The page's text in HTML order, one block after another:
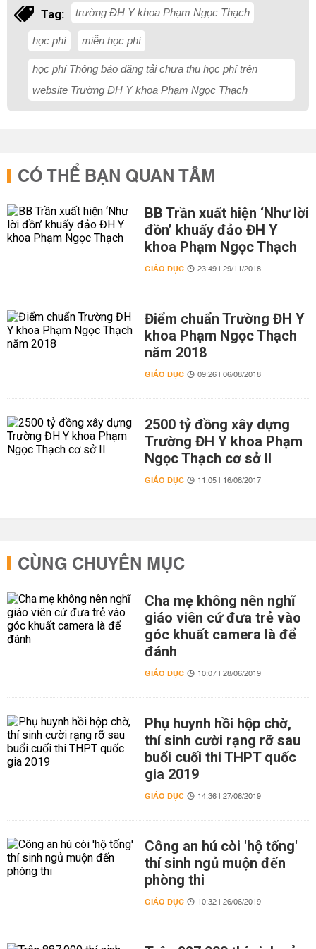
Tag: trường ĐH Y khoa Phạm Ngọc Thạch
học phí miễn học phí
học phí Thông báo đăng tải chưa thu học phí trên
website Trường ĐH Y khoa Phạm Ngọc Thạch
CÓ THỂ BẠN QUAN TÂM
BB Trần xuất hiện ‘Như lời
đồn’ khuấy đảo ĐH Y
khoa Phạm Ngọc Thạch
GIÁO DỤC 23:49 | 29/11/2018
Điểm chuẩn Trường ĐH Y
khoa Phạm Ngọc Thạch
năm 2018
GIÁO DỤC 09:26 | 06/08/2018
2500 tỷ đồng xây dựng
Trường ĐH Y khoa Phạm
Ngọc Thạch cơ sở II
GIÁO DỤC 11:05 | 16/08/2017
CÙNG CHUYÊN MỤC
Cha mẹ không nên nghĩ
giáo viên cứ đưa trẻ vào
góc khuất camera là để
đánh
GIÁO DỤC 10:07 | 28/06/2019
Phụ huynh hồi hộp chờ,
thí sinh cười rạng rỡ sau
buổi cuối thi THPT quốc
gia 2019
GIÁO DỤC 14:36 | 27/06/2019
Công an hú còi 'hộ tống'
thí sinh ngủ muộn đến
phòng thi
GIÁO DỤC 10:32 | 26/06/2019